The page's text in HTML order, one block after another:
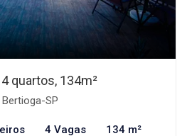
quartos, 134m²
SP
4 Vagas 134 m²